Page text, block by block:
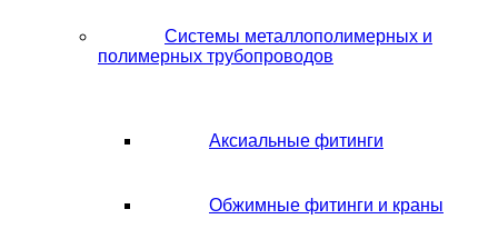
Системы металлополимерных и
полимерных трубопроводов
Аксиальные фитинги
Обжимные фитинги и краны